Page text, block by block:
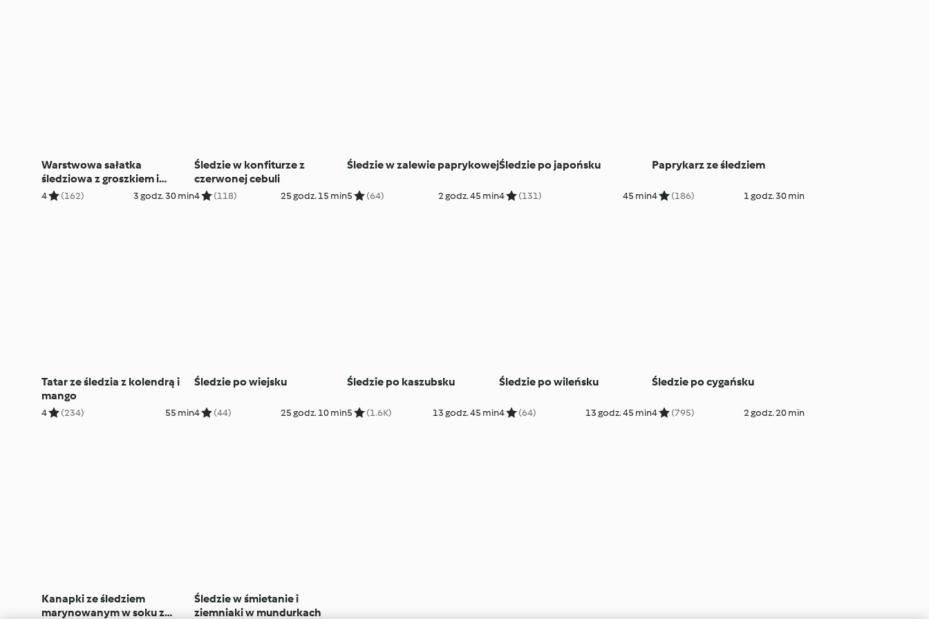
Warstwowa sałatka
śledziowa z groszkiem i
papryką
4 (162) 3 godz. 30 min
Śledzie w konfiturze z
czerwonej cebuli
4 (118) 25 godz. 15 min
Śledzie w zalewie paprykowej
5 (64) 2 godz. 45 min
Śledzie po japońsku
4 (131) 45 min
Paprykarz ze śledziem
4 (186) 1 godz. 30 min
Tatar ze śledzia z kolendrą i
mango
4 (234) 55 min
Śledzie po wiejsku
4 (44) 25 godz. 10 min
Śledzie po kaszubsku
5 (1.6K) 13 godz. 45 min
Śledzie po wileńsku
4 (64) 13 godz. 45 min
Śledzie po cygańsku
4 (795) 2 godz. 20 min
Kanapki ze śledziem
marynowanym w soku z
Śledzie w śmietanie i
ziemniaki w mundurkach